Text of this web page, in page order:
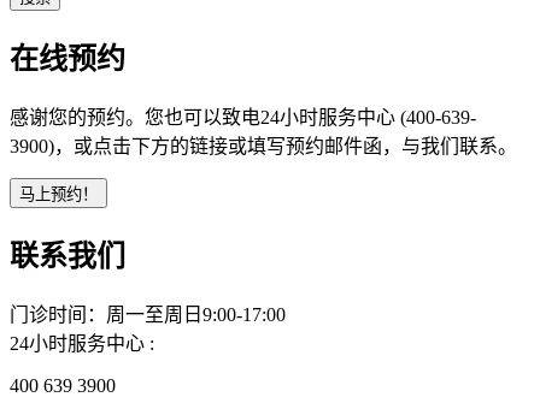
在线预约
感谢您的预约。您也可以致电24小时服务中心 (400-639-
3900)，或点击下方的链接或填写预约邮件函，与我们联系。
联系我们
门诊时间：周一至周日9:00-17:00
24小时服务中心 :
400 639 3900